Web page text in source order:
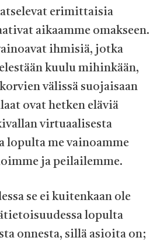
erimittaisia
aikaamme omakseen.
ihmisiä, jotka
kuulu mihinkään,
välissä suojaisaan
ovat hetken eläviä
virtuaalisesta
lopulta me vainoamme
ja peilailemme.
se ei kuitenkaan ole
lopulta
onnesta, sillä asioita on;